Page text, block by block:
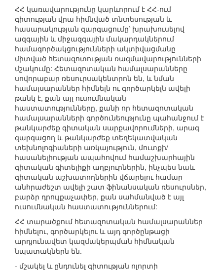
ՀՀ կառավարությունը կարևորում է ՀՀ-ում
գիտության վրա հիմնված տնտեսության և
հասարակության զարգացումը՝ խրախուսելով
ազգային և միջազգային մակարդակներում
համագործակցությունների ակտիվացմանը
միտված հետազոտության ռազմավարությունների
մշակումը: Հետազոտական համալսարանները
սովորաբար ռեսուրսակենտրոն են, և նման
համալսարաններ հիմնելն ու գործարկելն ավելի
թանկ է, քան այլ ուսումնական
հաստատությունները, քանի որ հետազոտական
համալսարանների գործունեությունը պահանջում է
թանկարժեք գիտական սարքավորումների, արագ
զարգացող և թանկարժեք տեղեկատվական
տեխնոլոգիաների առկայություն, մուտքի/
հասանելիության ապահովում համաշխարհային
գիտական գիտելիքի աղբյուրներին, ինչպես նաև
գիտական աշխատողներին վճարելու համար
անհրաժեշտ ավելի շատ ֆինանսական ռեսուրսներ,
բարձր դրույքաչափեր, քան սահմանված է այլ
ուսումնական հաստատություններում:
ՀՀ տարածքում հետազոտական համալսարաններ
հիմնելու, գործարկելու և այդ գործընթացի
արդյունավետ կազմակերպման հիմնական
նպատակներն են.
- մշակել և ընդունել գիտության ոլորտի